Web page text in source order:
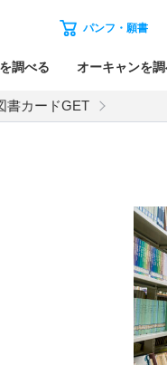
パンフ・願書
調べる オーキャンを
書カードGET